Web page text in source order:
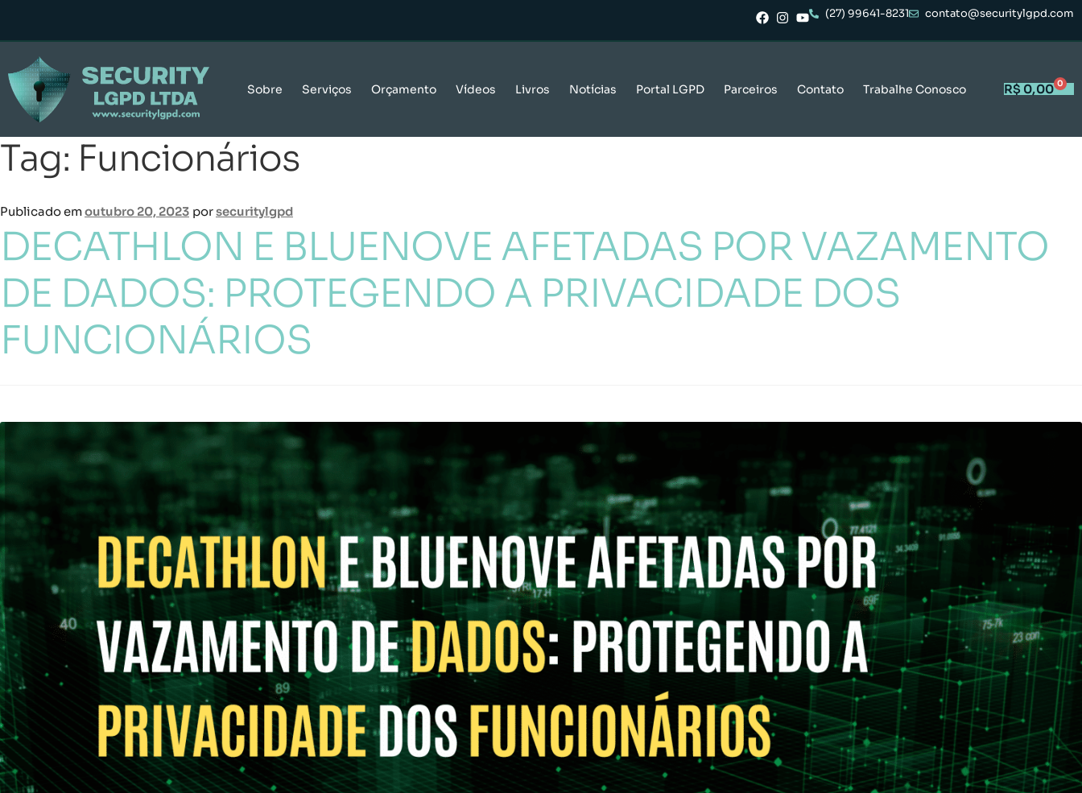
(27) 99641-8231 contato@securitylgpd.com
Sobre Serviços Orçamento Vídeos Livros Notícias Portal LGPD Parceiros Contato Trabalhe Conosco R$ 0,00 0
Tag: Funcionários
Publicado emoutubro 20, 2023 porsecuritylgpd
DECATHLON E BLUENOVE AFETADAS POR VAZAMENTO
DE DADOS: PROTEGENDO A PRIVACIDADE DOS
FUNCIONÁRIOS